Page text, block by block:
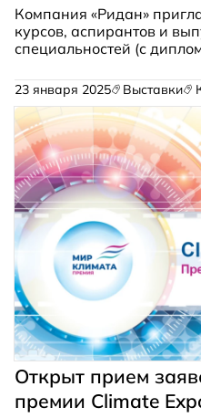
Компания «Ридан»
курсов, аспирантов и
специальностей (с
Конструкторском
таланты».
23 января 2025 Выставки
Открыт прием
премии Climate